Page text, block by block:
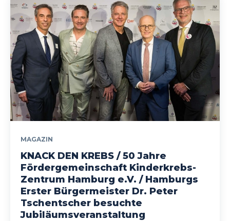
MAGAZIN
KNACK DEN KREBS / 50 Jahre
Fördergemeinschaft Kinderkrebs-
Zentrum Hamburg e.V. / Hamburgs
Erster Bürgermeister Dr. Peter
Tschentscher besuchte
Jubiläumsveranstaltung